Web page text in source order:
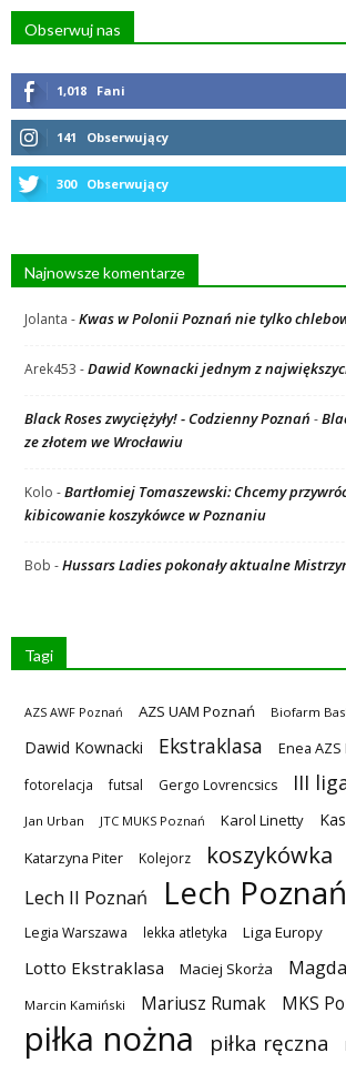
Obserwuj nas
1,018 Fani
141 Obserwujący
300 Obserwujący
Najnowsze komentarze
Jolanta -Kwas w Polonii Poznań nie tylko
Arek453 -Dawid Kownacki jednym z
Black Roses zwyciężyły! - Codzienny Poznań -
ze złotem we Wrocławiu
Kolo -Bartłomiej Tomaszewski: Chcemy
kibicowanie koszykówce w Poznaniu
Bob -Hussars Ladies pokonały aktualne
Tagi
AZS AWF Poznań AZS UAM Poznań Biofarm
Dawid Kownacki Ekstraklasa Enea
fotorelacja futsal Gergo Lovrencsics III
Jan Urban JTC MUKS Poznań Karol Linetty
Katarzyna Piter Kolejorz koszykówka
Lech II Poznań Lech Poznań
Legia Warszawa lekka atletyka Liga Europy
Lotto Ekstraklasa Maciej Skorża
Marcin Kamiński Mariusz Rumak MKS
piłka nożna piłka ręczna